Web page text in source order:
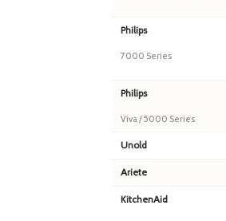
Philips
7000 Series
Philips
Viva / 5000 Series
Unold
Ariete
KitchenAid